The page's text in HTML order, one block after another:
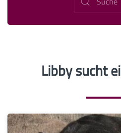
Libby sucht